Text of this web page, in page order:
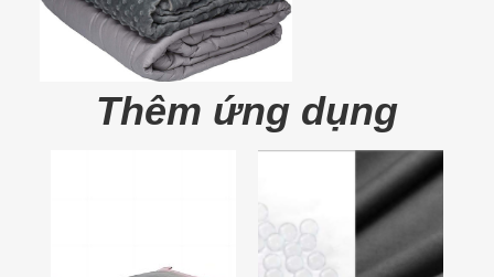
Thêm ứng dụng